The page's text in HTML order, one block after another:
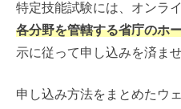
特定技能試験には、オンラ
各分野を管轄する省庁のホ
示に従って申し込みを済ま
申し込み方法をまとめたウ